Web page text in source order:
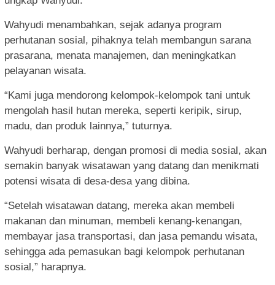
Wahyudi menambahkan, sejak adanya program
perhutanan sosial, pihaknya telah membangun sarana
prasarana, menata manajemen, dan meningkatkan
pelayanan wisata.
“Kami juga mendorong kelompok-kelompok tani untuk
mengolah hasil hutan mereka, seperti keripik, sirup,
madu, dan produk lainnya,” tuturnya.
Wahyudi berharap, dengan promosi di media sosial, akan
semakin banyak wisatawan yang datang dan menikmati
potensi wisata di desa-desa yang dibina.
“Setelah wisatawan datang, mereka akan membeli
makanan dan minuman, membeli kenang-kenangan,
membayar jasa transportasi, dan jasa pemandu wisata,
sehingga ada pemasukan bagi kelompok perhutanan
sosial,” harapnya.